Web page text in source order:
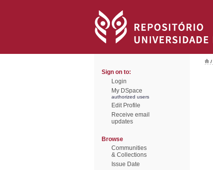
Sign on to:
Login
My DSpace
authorized users
Edit Profile
Receive email
updates
Browse
Communities
& Collections
Issue Date
/